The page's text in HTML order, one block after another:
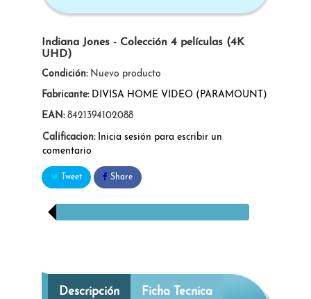
Indiana Jones - Colección 4 películas (4K
UHD)
Condición: Nuevo producto
Fabricante: DIVISA HOME VIDEO (PARAMOUNT)
EAN: 8421394102088
Calificacion: Inicia sesión para escribir un
comentario
Tweet Share
Descripción Ficha Tecnica